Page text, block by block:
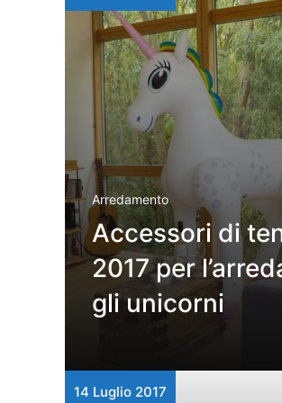
Arredamento
Accessori di
2017 per
gli unicorni
14 Luglio 2017